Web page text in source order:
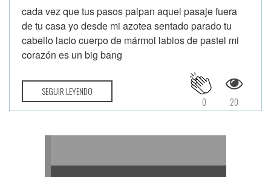
cada vez que tus pasos palpan aquel pasaje fuera
de tu casa yo desde mi azotea sentado parado tu
cabello lacio cuerpo de mármol labios de pastel mi
corazón es un big bang
SEGUIR LEYENDO
20
0